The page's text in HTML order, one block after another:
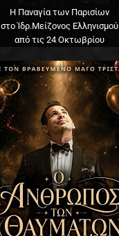
Η Παναγία των Παρισίων
στο Ίδρ.Μείζονος Ελληνισμού
από τις 24 Οκτωβρίου